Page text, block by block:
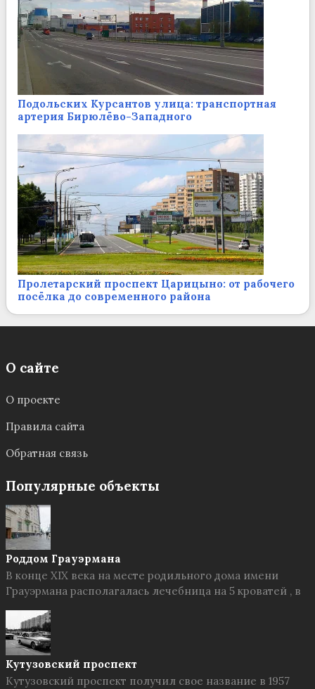
Подольских Курсантов улица: транспортная
артерия Бирюлёво-Западного
Пролетарский проспект Царицыно: от рабочего
посёлка до современного района
О сайте
О проекте
Правила сайта
Обратная связь
Популярные объекты
Роддом Грауэрмана
В конце XIX века на месте родильного дома имени
Грауэрмана располагалась лечебница на 5 кроватей , в
Кутузовский проспект
Кутузовский проспект получил свое название в 1957